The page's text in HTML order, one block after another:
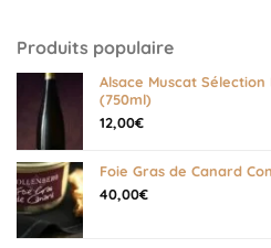
Produits populaire
Alsace Muscat Sélection
(750ml)
12,00€
Foie Gras de Canard
40,00€